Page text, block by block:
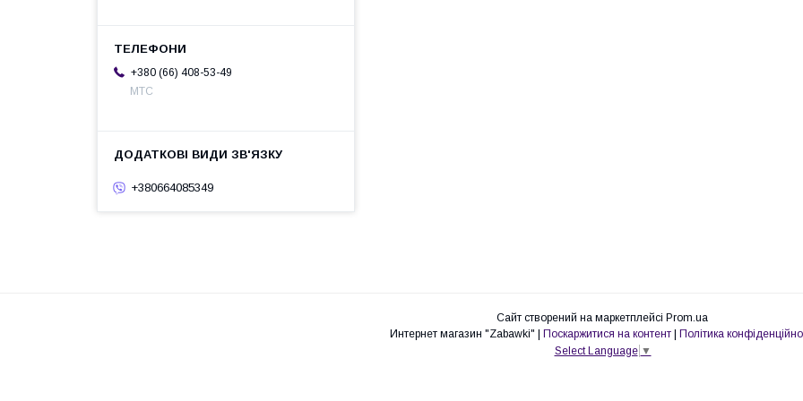
+380 (66) 408-53-49
МТС
+380664085349
Сайт створений на маркетплейсі Prom.ua
Поскаржитися на контент
Політика
Select Language ▼